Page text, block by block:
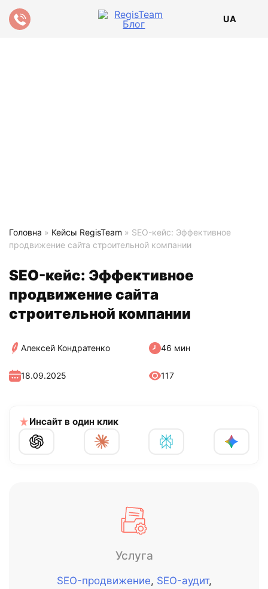
UA
Головна » Кейсы RegisTeam » SEO-кейс: Эффективное
продвижение сайта строительной компании
SEO-кейс: Эффективное
продвижение сайта
строительной компании
Алексей Кондратенко 46 мин
117
18.09.2025
Инсайт в один клик
Услуга
SEO-продвижение, SEO-аудит,